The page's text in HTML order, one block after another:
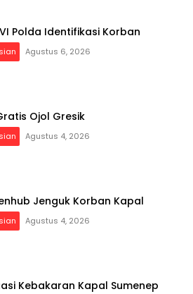
Polda Identifikasi Korban
Agustus 6, 2026
Ojol Gresik
Agustus 4, 2026
Jenguk Korban Kapal
Agustus 4, 2026
Kebakaran Kapal Sumenep